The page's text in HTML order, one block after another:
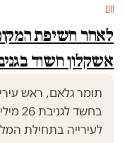
חם
לאחר חשיפת
אשקלון חשוד
תומר גלאם, ראש
בחשד
לעירייה בתחילת